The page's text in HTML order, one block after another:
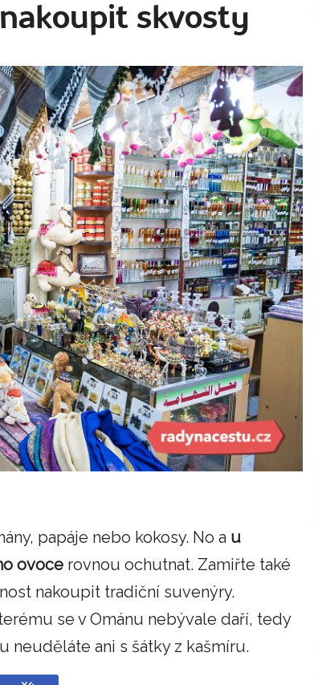
skvosty
papáje nebo kokosy. No a u
ovoce rovnou ochutnat. Zamiřte také
nakoupit tradiční suvenýry.
se v Ománu nebývale daří, tedy
neuděláte ani s šátky z kašmíru.